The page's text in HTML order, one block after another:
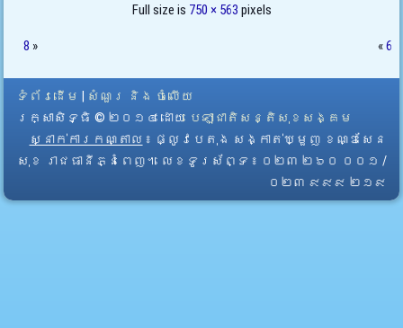
Full size is 750 × 563 pixels
8 » «6
ទំព័រដើម
សំណួរ និង ចំលើយ
រក្សាសិទ្ធិ © ២០១៤ ដោយ​ បេឡាជាតិសន្តិសុខសង្គម
ស្នាក់ការកណ្តាល ៖ ផ្លូវបេតុង សង្កាត់ឃ្មួញ ខណ្ឌសែន
សុខ រាជធានីភ្នំពេញ។ លេខទូរស័ព្ទ ៖ ០២៣ ២៦០ ០០១ /
០២៣ ៩៩៩ ២១៩